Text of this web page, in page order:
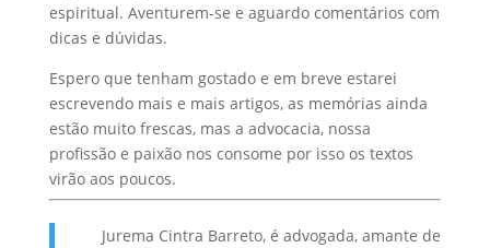
espiritual. Aventurem-se e aguardo comentários com
dicas e dúvidas.
Espero que tenham gostado e em breve estarei
escrevendo mais e mais artigos, as memórias ainda
estão muito frescas, mas a advocacia, nossa
profissão e paixão nos consome por isso os textos
virão aos poucos.
Jurema Cintra Barreto, é advogada, amante de